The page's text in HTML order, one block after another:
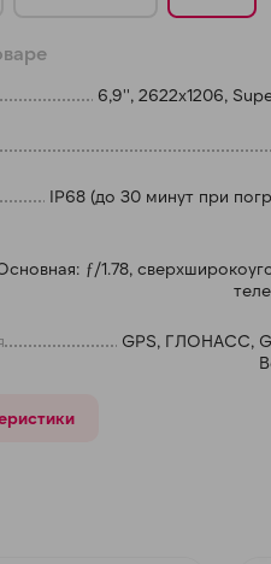
6,9'', 2622x1206,
IP68 (до 30 минут при
ƒ/1.78,
GPS, ГЛОНАСС,
%каждые 2 недели